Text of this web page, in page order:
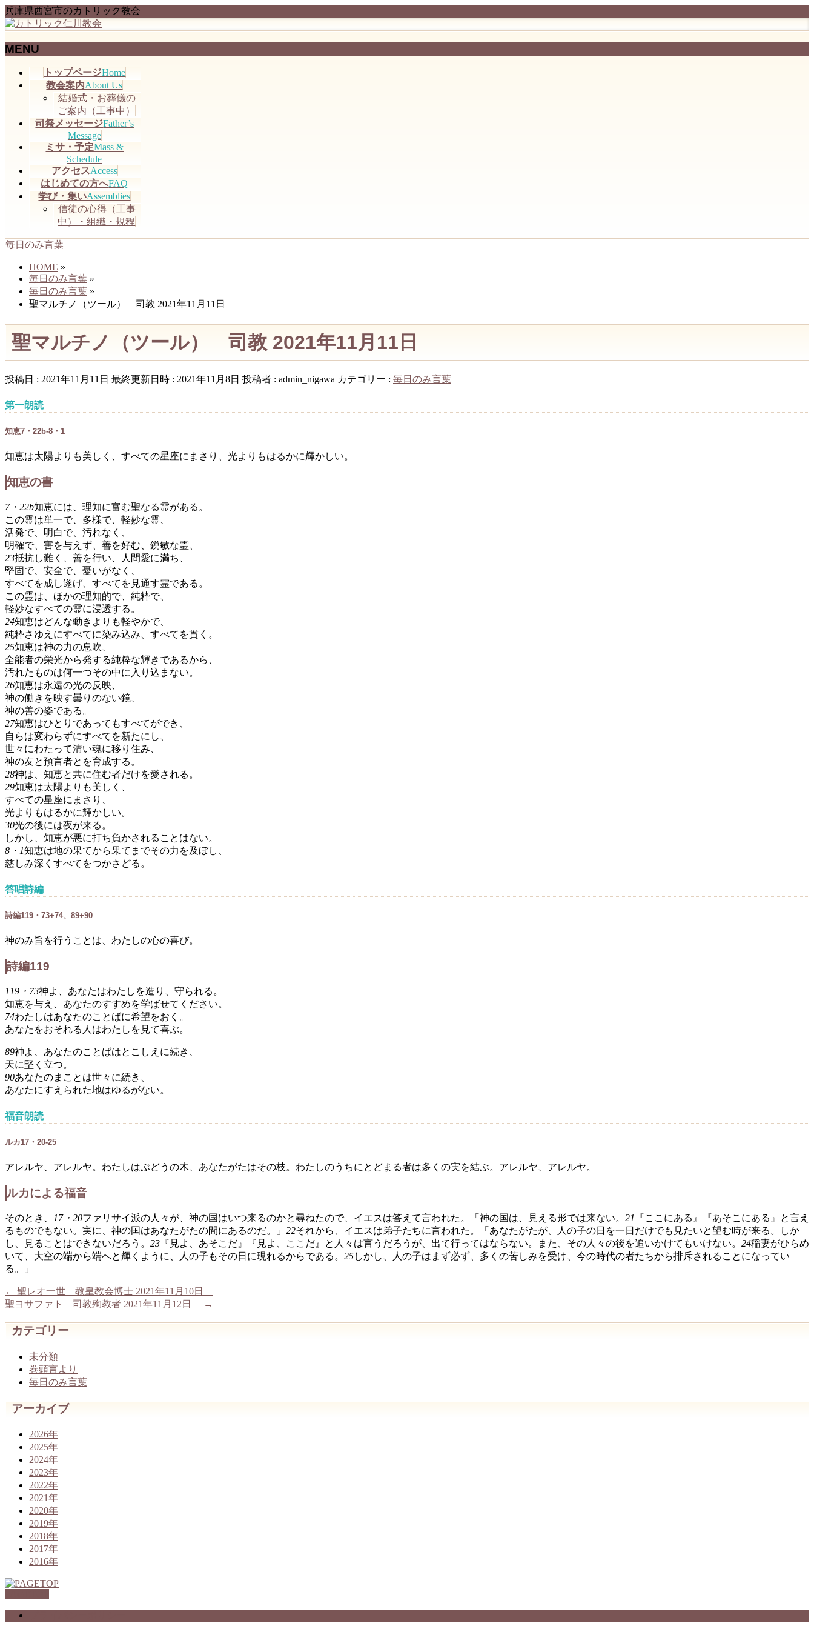
兵庫県西宮市のカトリック教会
MENU
トップページHome
教会案内About Us
結婚式・お葬儀の
ご案内（工事中）
司祭メッセージFather’s
Message
ミサ・予定Mass &
Schedule
アクセスAccess
はじめての方へFAQ
学び・集いAssemblies
信徒の心得（工事
中）・組織・規程
毎日のみ言葉
HOME »
毎日のみ言葉 »
毎日のみ言葉 »
聖マルチノ（ツール） 司教 2021年11月11日
聖マルチノ（ツール） 司教 2021年11月11日
投稿日 : 2021年11月11日 最終更新日時 : 2021年11月8日 投稿者 : admin_nigawa カテゴリー : 毎日のみ言葉
第一朗読
知恵7・22b-8・1
知恵は太陽よりも美しく、すべての星座にまさり、光よりもはるかに輝かしい。
知恵の書
7・22b知恵には、理知に富む聖なる霊がある。
この霊は単一で、多様で、軽妙な霊、
活発で、明白で、汚れなく、
明確で、害を与えず、善を好む、鋭敏な霊、
23抵抗し難く、善を行い、人間愛に満ち、
堅固で、安全で、憂いがなく、
すべてを成し遂げ、すべてを見通す霊である。
この霊は、ほかの理知的で、純粋で、
軽妙なすべての霊に浸透する。
24知恵はどんな動きよりも軽やかで、
純粋さゆえにすべてに染み込み、すべてを貫く。
25知恵は神の力の息吹、
全能者の栄光から発する純粋な輝きであるから、
汚れたものは何一つその中に入り込まない。
26知恵は永遠の光の反映、
神の働きを映す曇りのない鏡、
神の善の姿である。
27知恵はひとりであってもすべてができ、
自らは変わらずにすべてを新たにし、
世々にわたって清い魂に移り住み、
神の友と預言者とを育成する。
28神は、知恵と共に住む者だけを愛される。
29知恵は太陽よりも美しく、
すべての星座にまさり、
光よりもはるかに輝かしい。
30光の後には夜が来る。
しかし、知恵が悪に打ち負かされることはない。
8・1知恵は地の果てから果てまでその力を及ぼし、
慈しみ深くすべてをつかさどる。
答唱詩編
詩編119・73+74、89+90
神のみ旨を行うことは、わたしの心の喜び。
詩編119
119・73神よ、あなたはわたしを造り、守られる。
知恵を与え、あなたのすすめを学ばせてください。
74わたしはあなたのことばに希望をおく。
あなたをおそれる人はわたしを見て喜ぶ。
89神よ、あなたのことばはとこしえに続き、
天に堅く立つ。
90あなたのまことは世々に続き、
あなたにすえられた地はゆるがない。
福音朗読
ルカ17・20-25
アレルヤ、アレルヤ。わたしはぶどうの木、あなたがたはその枝。わたしのうちにとどまる者は多くの実を結ぶ。アレルヤ、アレルヤ。
ルカによる福音
そのとき、 17・20ファリサイ派の人々が、神の国はいつ来るのかと尋ねたので、イエスは答えて言われた。「神の国は、見える形では来ない。 21 『ここにある』『あそこにある』と言え
るものでもない。実に、神の国はあなたがたの間にあるのだ。」 22それから、イエスは弟子たちに言われた。「あなたがたが、人の子の日を一日だけでも見たいと望む時が来る。しか
し、見ることはできないだろう。 23 『見よ、あそこだ』『見よ、ここだ』と人々は言うだろうが、出て行ってはならない。また、その人々の後を追いかけてもいけない。 24稲妻がひらめ
いて、大空の端から端へと輝くように、人の子もその日に現れるからである。 25しかし、人の子はまず必ず、多くの苦しみを受け、今の時代の者たちから排斥されることになってい
る。」
← 聖レオ一世 教皇教会博士 2021年11月10日
聖ヨサファト 司教殉教者 2021年11月12日
→
カテゴリー
未分類
巻頭言より
毎日のみ言葉
アーカイブ
2026年
2025年
2024年
2023年
2022年
2021年
2020年
2019年
2018年
2017年
2016年